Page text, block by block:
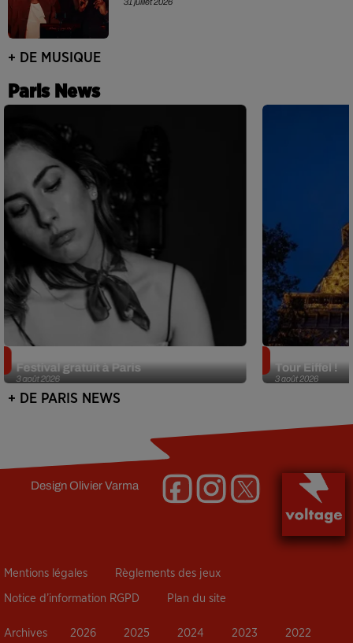
+ DE MUSIQUE
Paris News
3 août 2026
Festival gratuit à Paris
3 août 2026
Tour Eiffel !
+ DE PARIS NEWS
DesignOlivier Varma
Mentions légales Règlements des jeux
Notice d’information RGPD Plan du site
Archives 2026 2025 2024 2023 2022